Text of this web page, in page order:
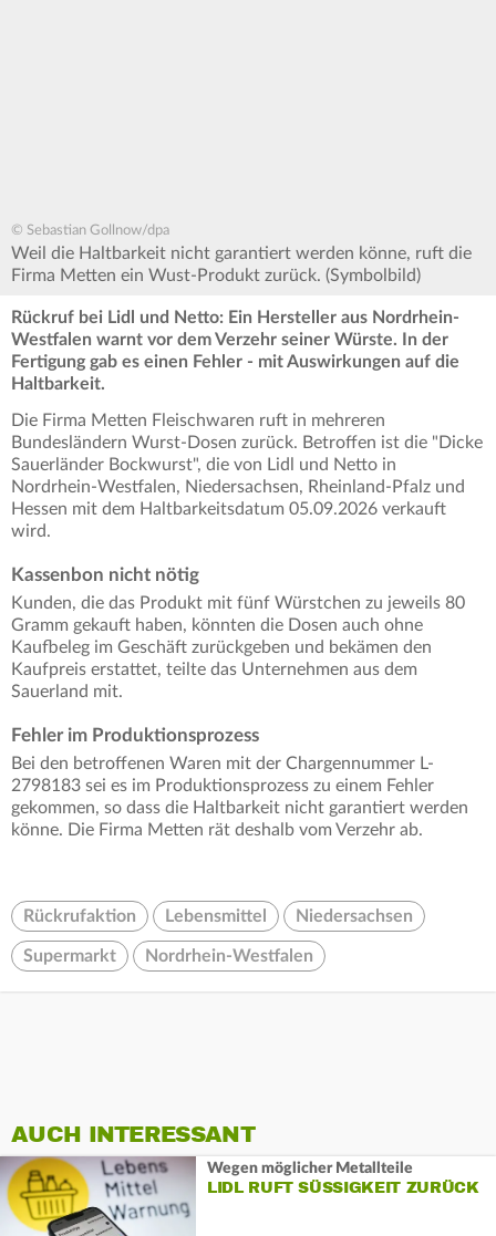
© Sebastian Gollnow/dpa
Weil die Haltbarkeit nicht garantiert werden könne, ruft die
Firma Metten ein Wust-Produkt zurück. (Symbolbild)
Rückruf bei Lidl und Netto: Ein Hersteller aus Nordrhein-
Westfalen warnt vor dem Verzehr seiner Würste. In der
Fertigung gab es einen Fehler - mit Auswirkungen auf die
Haltbarkeit.
Die Firma Metten Fleischwaren ruft in mehreren
Bundesländern Wurst-Dosen zurück. Betroffen ist die "Dicke
Sauerländer Bockwurst", die von Lidl und Netto in
Nordrhein-Westfalen, Niedersachsen, Rheinland-Pfalz und
Hessen mit dem Haltbarkeitsdatum 05.09.2026 verkauft
wird.
Kassenbon nicht nötig
Kunden, die das Produkt mit fünf Würstchen zu jeweils 80
Gramm gekauft haben, könnten die Dosen auch ohne
Kaufbeleg im Geschäft zurückgeben und bekämen den
Kaufpreis erstattet, teilte das Unternehmen aus dem
Sauerland mit.
Fehler im Produktionsprozess
Bei den betroffenen Waren mit der Chargennummer L-
2798183 sei es im Produktionsprozess zu einem Fehler
gekommen, so dass die Haltbarkeit nicht garantiert werden
könne. Die Firma Metten rät deshalb vom Verzehr ab.
Rückrufaktion Lebensmittel Niedersachsen
Supermarkt Nordrhein-Westfalen
AUCH INTERESSANT
Wegen möglicher Metallteile
LIDL RUFT SÜSSIGKEIT ZURÜCK